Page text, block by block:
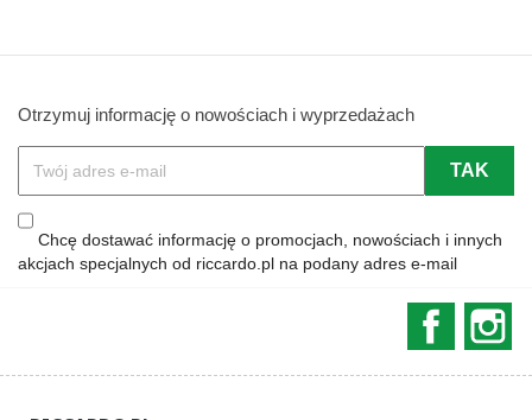
Otrzymuj informację o nowościach i wyprzedażach
Chcę dostawać informację o promocjach, nowościach i innych
akcjach specjalnych od riccardo.pl na podany adres e-mail